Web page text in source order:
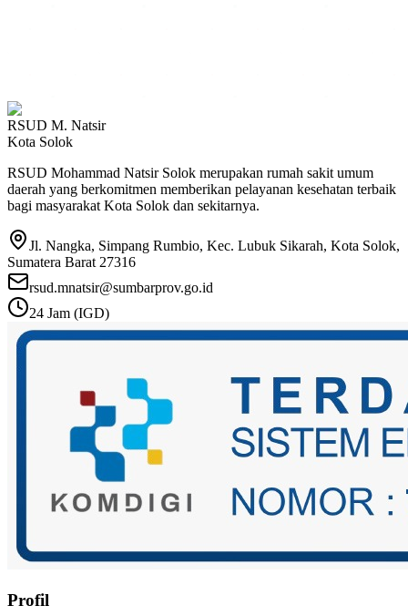
RSUD M. Natsir
Kota Solok
RSUD Mohammad Natsir Solok merupakan rumah sakit umum
daerah yang berkomitmen memberikan pelayanan kesehatan terbaik
bagi masyarakat Kota Solok dan sekitarnya.
Jl. Nangka, Simpang Rumbio, Kec. Lubuk Sikarah, Kota Solok,
Sumatera Barat 27316
rsud.mnatsir@sumbarprov.go.id
24 Jam (IGD)
Profil